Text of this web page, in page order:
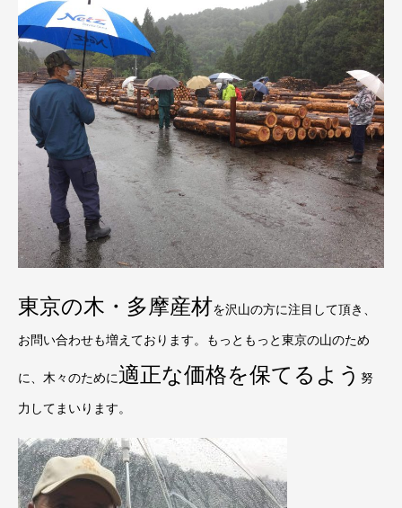
東京の木・多摩産材を沢山の方に注目して頂き、
お問い合わせも増えております。もっともっと東京の山のため
に、木々のために適正な価格を保てるよう 努
力してまいります。